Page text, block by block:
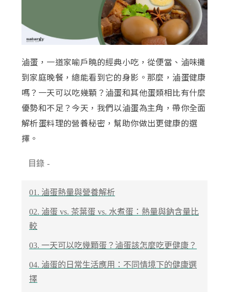
滷蛋，一道家喻戶曉的經典小吃，從便當、滷味攤
到家庭晚餐，總能看到它的身影。那麼，滷蛋健康
嗎？一天可以吃幾顆？滷蛋和其他蛋類相比有什麼
優勢和不足？今天，我們以滷蛋為主角，帶你全面
解析蛋料理的營養秘密，幫助你做出更健康的選
擇。
目錄 -
01. 滷蛋熱量與營養解析
02. 滷蛋 vs. 茶葉蛋 vs. 水煮蛋：熱量與鈉含量比
較
03. 一天可以吃幾顆蛋？滷蛋該怎麼吃更健康？
04. 滷蛋的日常生活應用：不同情境下的健康選
擇